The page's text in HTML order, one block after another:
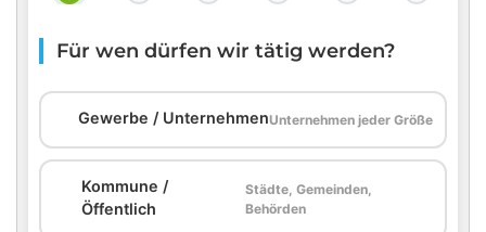
Für wen dürfen wir tätig werden?
Gewerbe / UnternehmenUnternehmen jeder Größe
Kommune /
Öffentlich
Städte, Gemeinden,
Behörden